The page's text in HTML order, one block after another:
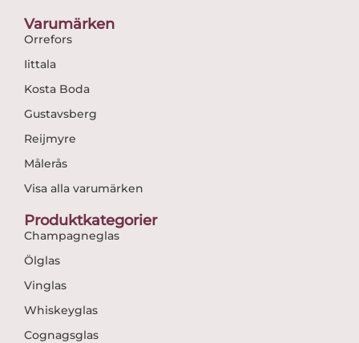
Varumärken
Orrefors
Iittala
Kosta Boda
Gustavsberg
Reijmyre
Målerås
Visa alla varumärken
Produktkategorier
Champagneglas
Ölglas
Vinglas
Whiskeyglas
Cognagsglas